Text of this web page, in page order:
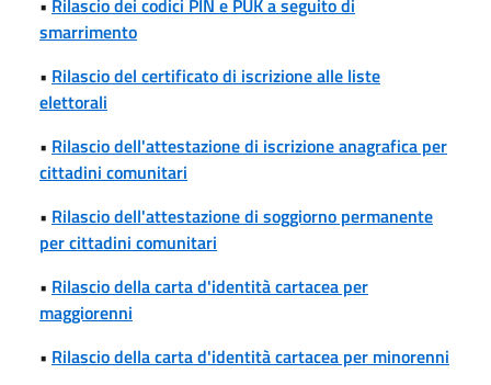
smarrimento
• Rilascio del certificato di iscrizione alle liste
elettorali
• Rilascio dell'attestazione di iscrizione anagrafica per
cittadini comunitari
• Rilascio dell'attestazione di soggiorno permanente
per cittadini comunitari
• Rilascio della carta d'identità cartacea per
maggiorenni
• Rilascio della carta d'identità cartacea per minorenni